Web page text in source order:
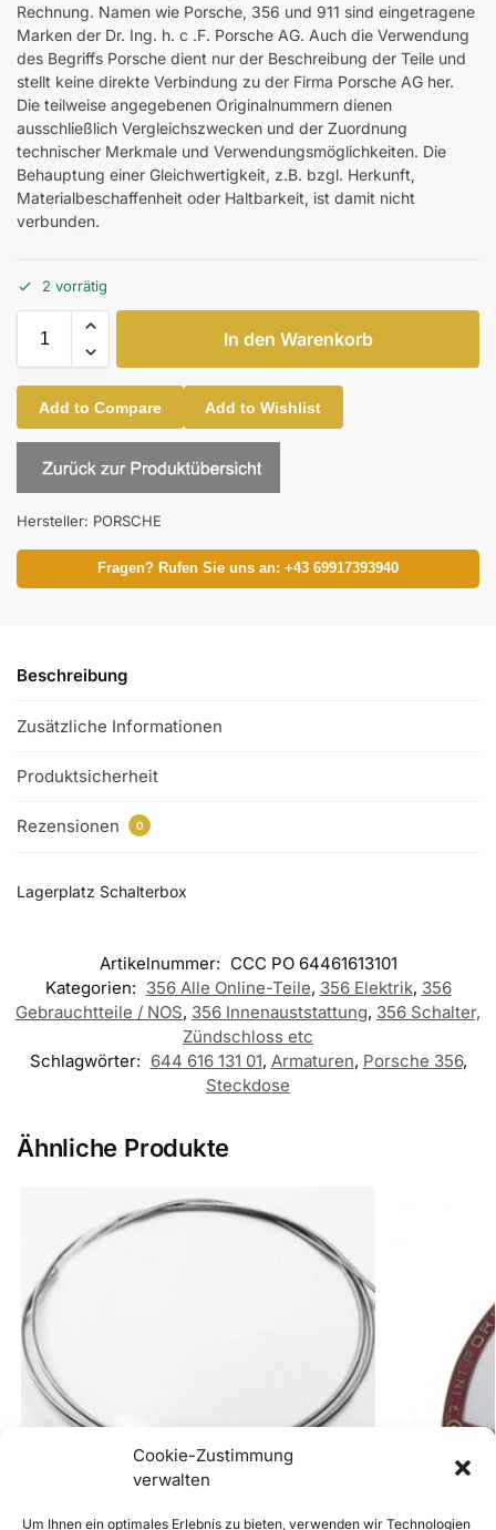
Cookie-Zustimmung
verwalten
Um Ihnen ein optimales Erlebnis zu bieten, verwenden wir Technologien
Rechnung. Namen wie Porsche, 356 und 911 sind eingetragene
Marken der Dr. Ing. h. c .F. Porsche AG. Auch die Verwendung
des Begriffs Porsche dient nur der Beschreibung der Teile und
stellt keine direkte Verbindung zu der Firma Porsche AG her.
Die teilweise angegebenen Originalnummern dienen
ausschließlich Vergleichszwecken und der Zuordnung
technischer Merkmale und Verwendungsmöglichkeiten. Die
Behauptung einer Gleichwertigkeit, z.B. bzgl. Herkunft,
Materialbeschaffenheit oder Haltbarkeit, ist damit nicht
verbunden.
2 vorrätig
In den Warenkorb
Add to Compare Add to Wishlist
Hersteller: PORSCHE
Fragen? Rufen Sie uns an: +43 69917393940
Beschreibung
Zusätzliche Informationen
Produktsicherheit
Rezensionen 0
Lagerplatz Schalterbox
Artikelnummer: CCC PO 64461613101
Kategorien: 356 Alle Online-Teile, 356 Elektrik, 356
Gebrauchtteile / NOS, 356 Innenauststattung, 356 Schalter,
Zündschloss etc
Schlagwörter: 644 616 131 01, Armaturen, Porsche 356,
Steckdose
Ähnliche Produkte